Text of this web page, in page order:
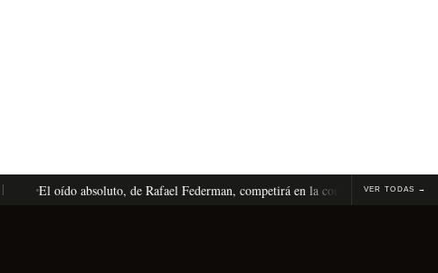
El oído absoluto, de Rafael Federman, competirá en la competencia internacional de
VER TODAS →